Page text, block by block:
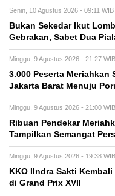
Senin, 10 Agustus 2026 - 09:11 WIB
Bukan Sekedar Ikut
Gebrakan, Sabet Dua
Minggu, 9 Agustus 2026 - 21:27 WIB
3.000 Peserta Meriahkan
Jakarta Barat Menuju
Minggu, 9 Agustus 2026 - 21:00 WIB
Ribuan Pendekar
Tampilkan Semangat
Minggu, 9 Agustus 2026 - 19:38 WIB
KKO IIndra Sakti
di Grand Prix XVII